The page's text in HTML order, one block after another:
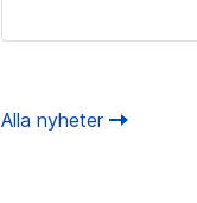
Alla nyheter